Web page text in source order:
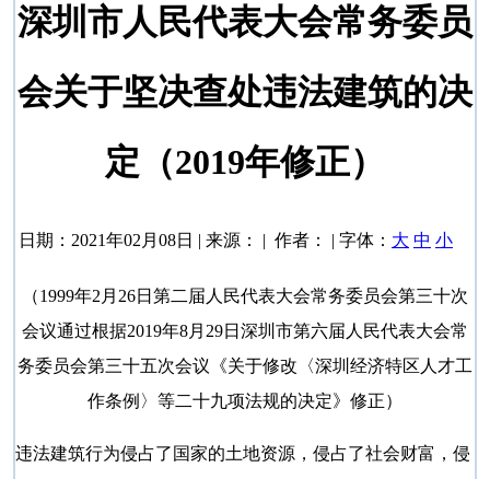
深圳市人民代表大会常务委员
会关于坚决查处违法建筑的决
定（2019年修正）
日期：2021年02月08日 | 来源： | 作者： | 字体： 大 中 小
（1999年2月26日第二届人民代表大会常务委员会第三十次
会议通过根据2019年8月29日深圳市第六届人民代表大会常
务委员会第三十五次会议《关于修改〈深圳经济特区人才工
作条例〉等二十九项法规的决定》修正）
违法建筑行为侵占了国家的土地资源，侵占了社会财富，侵